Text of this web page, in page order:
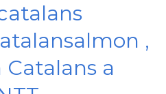
,
Catalans a